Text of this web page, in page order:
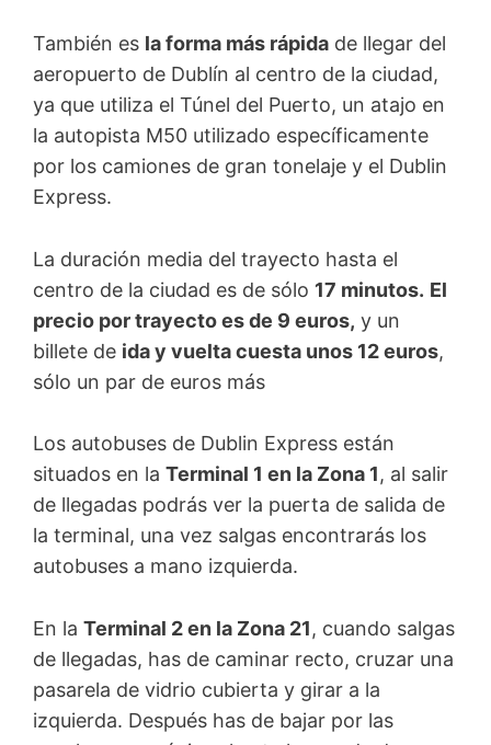
También es la forma más rápida de llegar del
aeropuerto de Dublín al centro de la ciudad,
ya que utiliza el Túnel del Puerto, un atajo en
la autopista M50 utilizado específicamente
por los camiones de gran tonelaje y el Dublin
Express.
La duración media del trayecto hasta el
centro de la ciudad es de sólo 17 minutos. El
precio por trayecto es de 9 euros, y un
billete de ida y vuelta cuesta unos 12 euros,
sólo un par de euros más
Los autobuses de Dublin Express están
situados en la Terminal 1 en la Zona 1, al salir
de llegadas podrás ver la puerta de salida de
la terminal, una vez salgas encontrarás los
autobuses a mano izquierda.
En la Terminal 2 en la Zona 21, cuando salgas
de llegadas, has de caminar recto, cruzar una
pasarela de vidrio cubierta y girar a la
izquierda. Después has de bajar por las